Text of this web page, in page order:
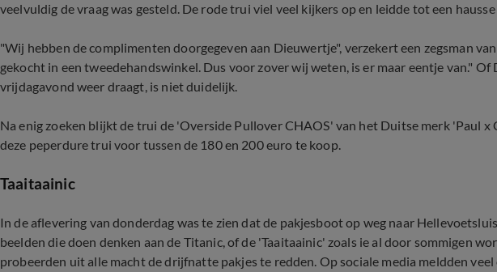
veelvuldig de vraag was gesteld. De rode trui viel veel kijkers op en leidde tot een
"Wij hebben de complimenten doorgegeven aan Dieuwertje", verzekert een zegsman
gekocht in een tweedehandswinkel. Dus voor zover wij weten, is er maar eentje van."
vrijdagavond weer draagt, is niet duidelijk.
Na enig zoeken blijkt de trui de 'Overside Pullover CHAOS' van het Duitse merk 'Paul x
deze peperdure trui voor tussen de 180 en 200 euro te koop.
Taaitaainic
In de aflevering van donderdag was te zien dat de pakjesboot op weg naar
beelden die doen denken aan de Titanic, of de 'Taaitaainic' zoals ie al door sommigen
probeerden uit alle macht de drijfnatte pakjes te redden. Op sociale media meldden